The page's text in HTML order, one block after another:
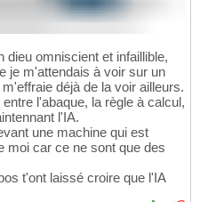
dieu omniscient et infaillible,
je m'attendais à voir sur un
déjà de la voir ailleurs.
l'abaque, la règle à calcul,
l'IA.
une machine qui est
moi car ce ne sont que des
t'ont laissé croire que l'IA